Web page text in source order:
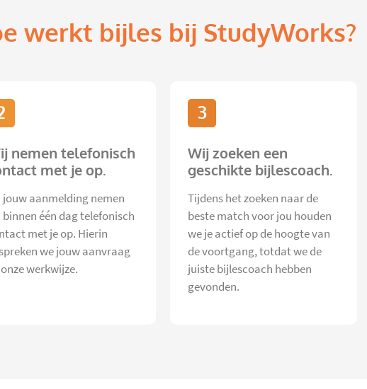
werkt bijles bij StudyWorks?
nemen telefonisch
met je op.
jouw aanmelding nemen
één dag telefonisch
met je op. Hierin
we jouw aanvraag
werkwijze.
3
Wij zoeken een
geschikte bijlescoach.
Tijdens het zoeken naar de
beste match voor jou houden
we je actief op de hoogte van
de voortgang, totdat we de
juiste bijlescoach hebben
gevonden.